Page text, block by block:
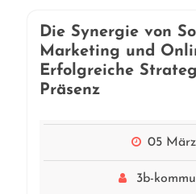
Die Synergie von
Marketing und
Erfolgreiche
Präsenz
05
3b-